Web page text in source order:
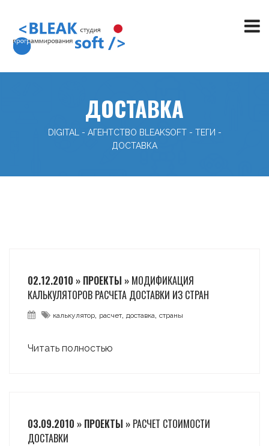
ДОСТАВКА
DIGITAL - АГЕНТСТВО BLEAKSOFT - ТЕГИ -
ДОСТАВКА
02.12.2010 » ПРОЕКТЫ » МОДИФИКАЦИЯ
КАЛЬКУЛЯТОРОВ РАСЧЕТА ДОСТАВКИ ИЗ СТРАН
калькулятор, расчет, доставка, страны
Читать полностью
03.09.2010 » ПРОЕКТЫ » РАСЧЕТ СТОИМОСТИ
ДОСТАВКИ